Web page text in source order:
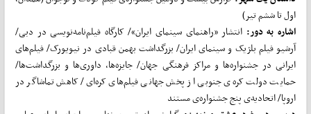
اول تا ششم تیر)
اشاره به دور:انتشار «راهنمای سینمای ایران»/ کارگاه فیلم‌نامه‌نویسی در دبی/
آرشیو فیلم بلژیک و سینمای ایران/ بزرگداشت بهمن قبادی در نیویورک/ فیلم‌های
ایرانی در جشنواره‌ها و مراکز فرهنگی جهان/ جایزه‌ها، داوری‌ها و بزرگداشت‌ها/
حمایت دولت کره‌ی جنوبی از پخش جهانی فیلم‌های کره‌ای/ کاهش تماشاگر در
اروپا/ اتحادیه‌ی پنج جشنواره‌ی مستند